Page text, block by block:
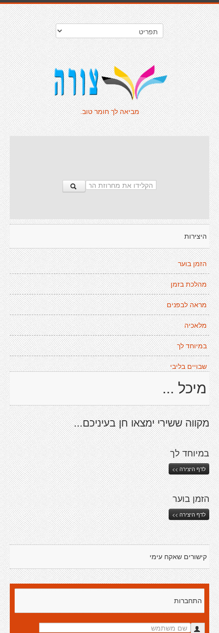
מביאה לך חומר טוב.
היצירות
הזמן בוער
מהלכת בזמן
מראה לבפנים
מלאכיה
במיוחד לך
שבויים בליבי
מיכל ...
מקווה ששירי ימצאו חן בעיניכם...
במיוחד לך
לדף היצירה >>
הזמן בוער
לדף היצירה >>
קישורים שאקח עימי
התחברות